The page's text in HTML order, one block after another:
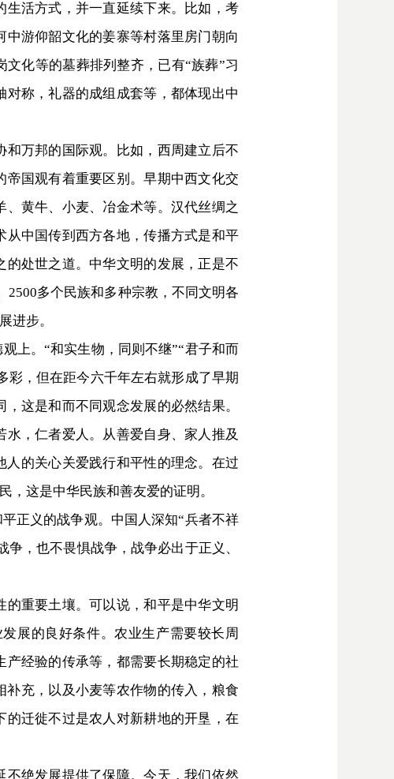
活方式，并一直延续下来。比如，考
游仰韶文化的姜寨等村落里房门朝向
化等的墓葬排列整齐，已有“族葬”习
称，礼器的成组成套等，都体现出中
万邦的国际观。比如，西周建立后不
国观有着重要区别。早期中西文化交
黄牛、小麦、冶金术等。汉代丝绸之
中国传到西方各地，传播方式是和平
处世之道。中华文明的发展，正是不
2500多个民族和多种宗教，不同文明各
进步。
上。“和实生物，同则不继”“君子和而
彩，但在距今六千年左右就形成了早期
这是和而不同观念发展的必然结果。
，仁者爱人。从善爱自身、家人推及
的关心关爱践行和平性的理念。在过
，这是中华民族和善友爱的证明。
正义的战争观。中国人深知“兵者不祥
，也不畏惧战争，战争必出于正义、
重要土壤。可以说，和平是中华文明
展的良好条件。农业生产需要较长周
经验的传承等，都需要长期稳定的社
充，以及小麦等农作物的传入，粮食
迁徙不过是农人对新耕地的开垦，在
绝发展提供了保障。今天，我们依然